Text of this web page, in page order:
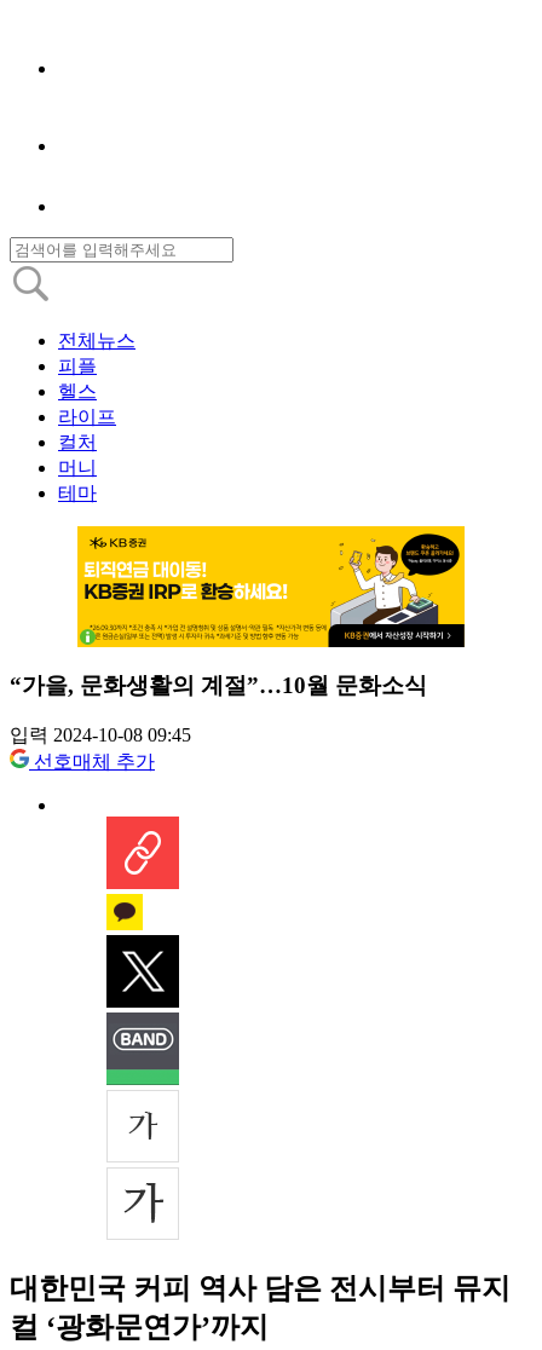
전체뉴스
피플
헬스
라이프
컬처
머니
테마
“가을, 문화생활의 계절”…10월 문화소식
입력 2024-10-08 09:45
선호매체 추가
대한민국 커피 역사 담은 전시부터 뮤지
컬 ‘광화문연가’까지